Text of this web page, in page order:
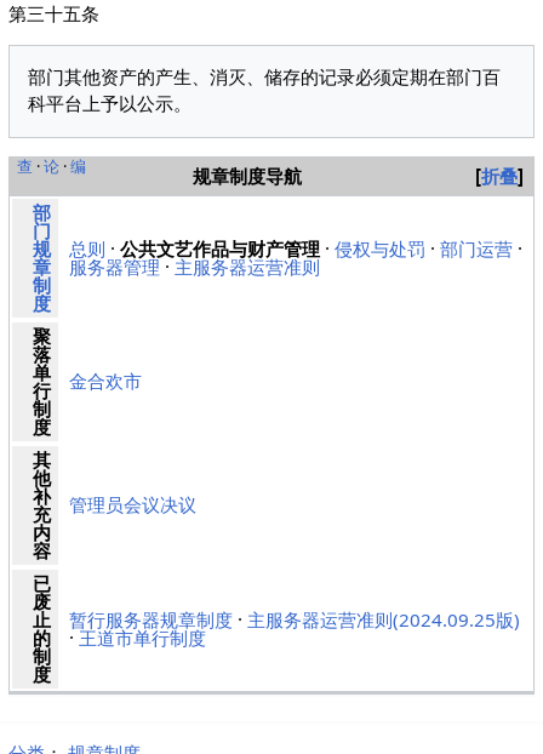
第三十五条
部门其他资产的产生、消灭、储存的记录必须定期在部门百
折叠
规章制度导航
查 ·论·编
部
门
规
章
制
度
总则 ·公共文艺作品与财产管理 ·侵权与处罚 ·部门运营 ·
服务器管理·主服务器运营准则
聚
落
单
行
制
度
金合欢市
其
他
补
充
内
容
管理员会议决议
已
废
止
的
制
度
暂行服务器规章制度 · 主服务器运营准则(2024.09.25版)
·王道市单行制度